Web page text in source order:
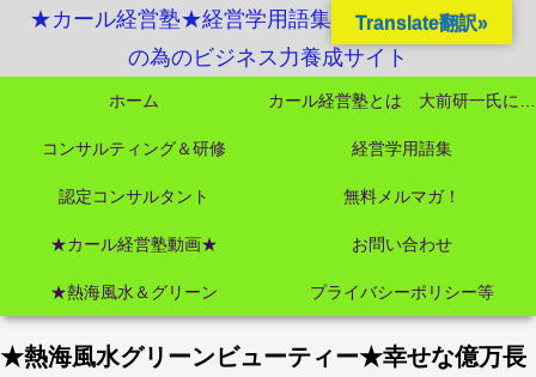
★カール経営塾★経営学用語集起業独立成功MBA
の為のビジネス力養成サイト
ホーム
コンサルティング＆研修 経営学用語集
認定コンサルタント 無料メルマガ！
★カール経営塾動画★ お問い合わせ
★熱海風水＆グリーン プライバシーポリシー等
★熱海風水グリーンビューティー★幸せな億万長
Translate翻訳»